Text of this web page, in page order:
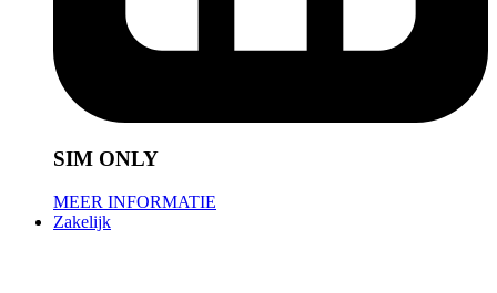
SIM ONLY
MEER INFORMATIE
Zakelijk